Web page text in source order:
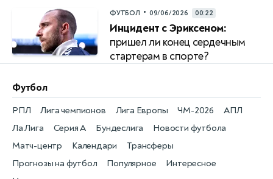
ФУТБОЛ • 09/06/2026 00:22
Инцидент с Эриксеном:
пришел ли конец сердечным
стартерам в спорте?
Футбол
Новости футбола
РПЛ
Матч-центр
Лига чемпионов
Календари
Лига Европы
Трансферы
ЧМ-2026
Прогнозы на футбол
АПЛ
Популярное
Ла Лига
Интересное
Серия А Бундеслига